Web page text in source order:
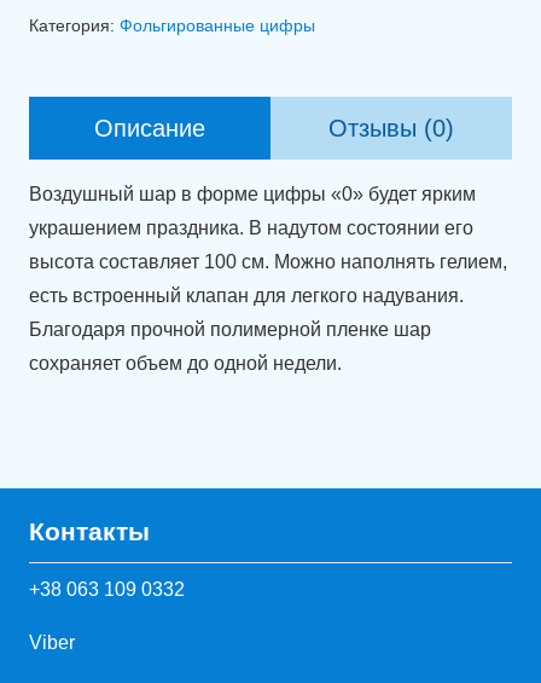
(100
Категория: Фольгированные цифры
Описание Отзывы (0)
Воздушный шар в форме цифры «0» будет ярким
украшением праздника. В надутом состоянии его
высота составляет 100 см. Можно наполнять гелием,
есть встроенный клапан для легкого надувания.
Благодаря прочной полимерной пленке шар
сохраняет объем до одной недели.
Контакты
+38 063 109 0332
Viber